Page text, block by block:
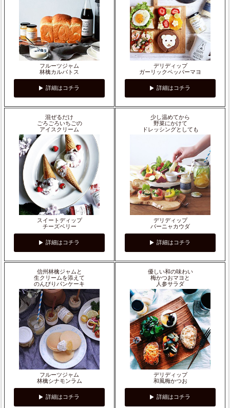
フルーツジャム
林檎カルバトス
詳細はコチラ
デリディップ
ガーリックペッパーマヨ
詳細はコチラ
混ぜるだけ
ごろごろいちごの
アイスクリーム
スイートディップ
チーズベリー
詳細はコチラ
少し温めてから
野菜にかけて
ドレッシングとしても
デリディップ
バーニャカウダ
詳細はコチラ
信州林檎ジャムと
生クリームを添えて
のんびりパンケーキ
フルーツジャム
林檎シナモンラム
詳細はコチラ
優しい和の味わい
梅かつおマヨと
人参サラダ
デリディップ
和風梅かつお
詳細はコチラ